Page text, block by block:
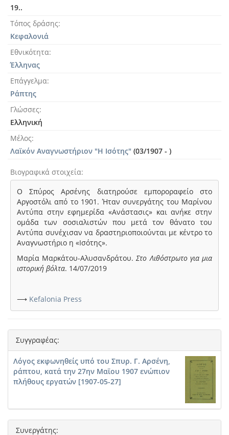
19..
Τόπος δράσης
Κεφαλονιά
Εθνικότητα
Έλληνας
Επάγγελμα
Ράπτης
Γλώσσες
Ελληνική
Μέλος
Λαϊκόν Αναγνωστήριον "Η Ισότης" (03/1907 - )
Βιογραφικά στοιχεία
Ο Σπύρος Αρσένης διατηρούσε εμποροραφείο στο
Αργοστόλι από το 1901. Ήταν συνεργάτης του Μαρίνου
Αντύπα στην εφημερίδα «Ανάστασις» και ανήκε στην
ομάδα των σοσιαλιστών που μετά τον θάνατο του
Αντύπα συνέχισαν να δραστηριοποιούνται με κέντρο το
Αναγνωστήριο η «Ισότης».
Μαρία Μαρκάτου-Αλυσανδράτου.Στο Λιθόστρωτο για μια
ιστορική βόλτα. 14/07/2019
⟶ Kefalonia Press
Συγγραφέας:
Λόγος εκφωνηθείς υπό του Σπυρ. Γ. Αρσένη,
ράπτου, κατά την 27ην Μαϊου 1907 ενώπιον
πλήθους εργατών [1907-05-27]
Συνεργάτης: